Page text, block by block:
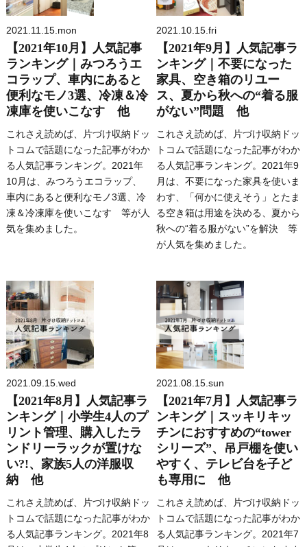
2021.11.15.mon
【2021年10月】人気記事
ランキング｜みつろうエ
コラップ、車内にあると
便利なモノ3選、冷凍＆冷
凍庫を使いこなす 他
これさえ読めば、片づけ収納ドッ
トコムで話題になった記事がわか
る人気記事ランキング。2021年
10月は、みつろうエコラップ、
車内にあると便利なモノ3選、冷
凍＆冷凍庫を使いこなす 等が人
気を集めました。
2021.10.15.fri
【2021年9月】人気記事ラ
ンキング｜不要になった
家具、空き箱のリユー
ス、夏から秋への“着る服
がない”問題 他
これさえ読めば、片づけ収納ドッ
トコムで話題になった記事がわか
る人気記事ランキング。2021年9
月は、不要になった家具を使いま
わす、「何かに使えそう」とたま
る空き箱は用途を決める、夏から
秋への“着る服がない”を解決 等
が人気を集めました。
2021.09.15.wed
【2021年8月】人気記事ラ
ンキング｜小学生4人のプ
リント管理、購入したラ
ンドリーラックが置けな
い?!、家族5人の洋服収
納 他
これさえ読めば、片づけ収納ドッ
トコムで話題になった記事がわか
る人気記事ランキング。2021年8
2021.08.15.sun
【2021年7月】人気記事ラ
ンキング｜スッキリキッ
チンにおすすめの“tower
シリーズ”、吊戸棚を使い
やすく、テレビ台を子ど
も専用に 他
これさえ読めば、片づけ収納ドッ
トコムで話題になった記事がわか
る人気記事ランキング。2021年7